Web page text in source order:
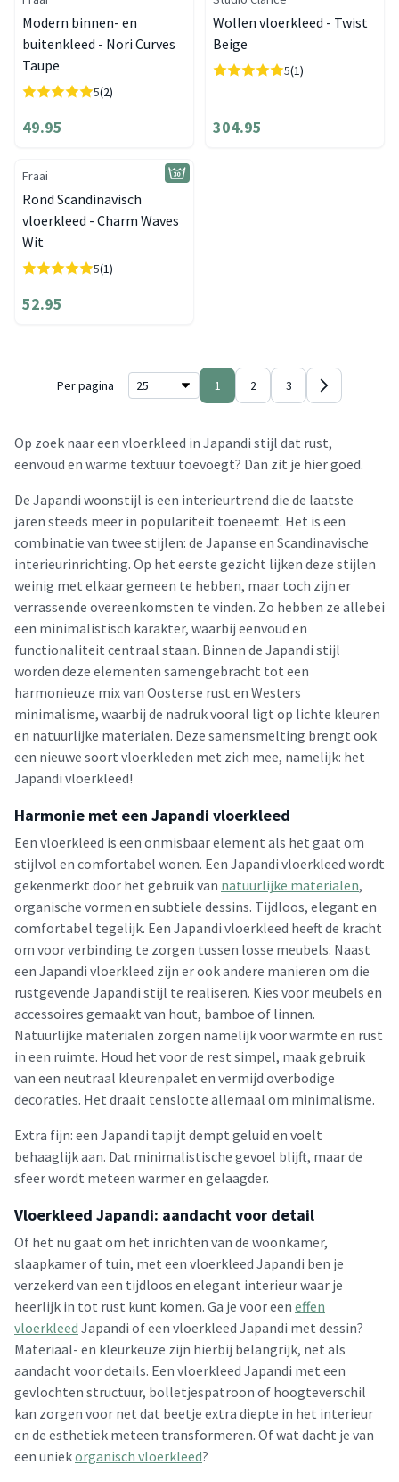
Modern binnen- en
buitenkleed - Nori Curves
Taupe
5(2)
49.95
Wollen vloerkleed - Twist
Beige
5(1)
304.95
Fraai
Rond Scandinavisch
vloerkleed - Charm Waves
Wit
5(1)
52.95
Per pagina 1 2 3
Op zoek naar een vloerkleed in Japandi stijl dat rust,
eenvoud en warme textuur toevoegt? Dan zit je hier goed.
De Japandi woonstijl is een interieurtrend die de laatste
jaren steeds meer in populariteit toeneemt. Het is een
combinatie van twee stijlen: de Japanse en Scandinavische
interieurinrichting. Op het eerste gezicht lijken deze stijlen
weinig met elkaar gemeen te hebben, maar toch zijn er
verrassende overeenkomsten te vinden. Zo hebben ze allebei
een minimalistisch karakter, waarbij eenvoud en
functionaliteit centraal staan. Binnen de Japandi stijl
worden deze elementen samengebracht tot een
harmonieuze mix van Oosterse rust en Westers
minimalisme, waarbij de nadruk vooral ligt op lichte kleuren
en natuurlijke materialen. Deze samensmelting brengt ook
een nieuwe soort vloerkleden met zich mee, namelijk: het
Japandi vloerkleed!
Harmonie met een Japandi vloerkleed
Een vloerkleed is een onmisbaar element als het gaat om
stijlvol en comfortabel wonen. Een Japandi vloerkleed wordt
gekenmerkt door het gebruik van natuurlijke materialen,
organische vormen en subtiele dessins. Tijdloos, elegant en
comfortabel tegelijk. Een Japandi vloerkleed heeft de kracht
om voor verbinding te zorgen tussen losse meubels. Naast
een Japandi vloerkleed zijn er ook andere manieren om die
rustgevende Japandi stijl te realiseren. Kies voor meubels en
accessoires gemaakt van hout, bamboe of linnen.
Natuurlijke materialen zorgen namelijk voor warmte en rust
in een ruimte. Houd het voor de rest simpel, maak gebruik
van een neutraal kleurenpalet en vermijd overbodige
decoraties. Het draait tenslotte allemaal om minimalisme.
Extra fijn: een Japandi tapijt dempt geluid en voelt
behaaglijk aan. Dat minimalistische gevoel blijft, maar de
sfeer wordt meteen warmer en gelaagder.
Vloerkleed Japandi: aandacht voor detail
Of het nu gaat om het inrichten van de woonkamer,
slaapkamer of tuin, met een vloerkleed Japandi ben je
verzekerd van een tijdloos en elegant interieur waar je
heerlijk in tot rust kunt komen. Ga je voor een effen
vloerkleed Japandi of een vloerkleed Japandi met dessin?
Materiaal- en kleurkeuze zijn hierbij belangrijk, net als
aandacht voor details. Een vloerkleed Japandi met een
gevlochten structuur, bolletjespatroon of hoogteverschil
kan zorgen voor net dat beetje extra diepte in het interieur
en de esthetiek meteen transformeren. Of wat dacht je van
een uniekorganisch vloerkleed?